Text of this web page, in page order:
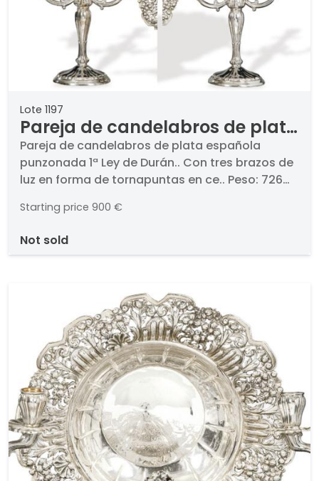
Lote 1197
Pareja de candelabros de plata
española punzonada 1ª Ley de
Durán.
Pareja de candelabros de plata española
punzonada 1ª Ley de Durán.. Con tres brazos de
luz en forma de tornapuntas en ce.. Peso: 726
Starting price 900 €
not sold